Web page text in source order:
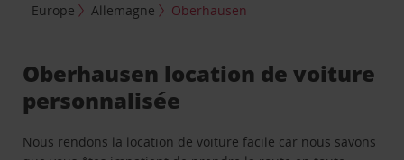
Europe
Allemagne Oberhausen
Oberhausen location de voiture
personnalisée
Nous rendons la location de voiture facile car nous savons